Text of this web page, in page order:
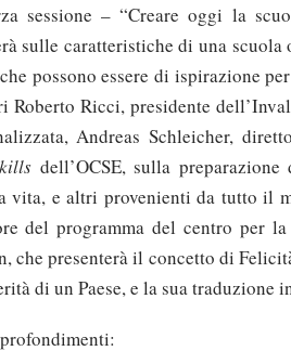
sessione – “Creare oggi la
sulle caratteristiche di una scuola
possono essere di ispirazione
Roberto Ricci, presidente
Andreas Schleicher,
dell’OCSE, sulla
vita, e altri provenienti da tutto il
del programma del centro per la
che presenterà il concetto di
di un Paese, e la sua traduzione